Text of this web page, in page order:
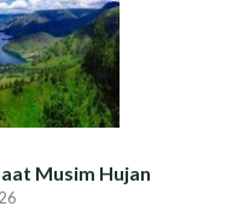
Musim Hujan